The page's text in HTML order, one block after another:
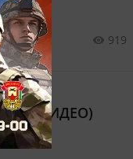
919
ВИДЕО)